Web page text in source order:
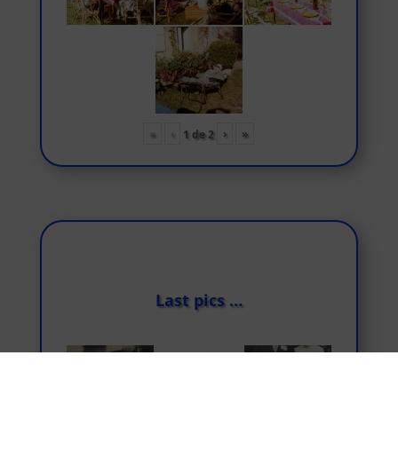
« ‹ 1 de2 › »
Last pics …